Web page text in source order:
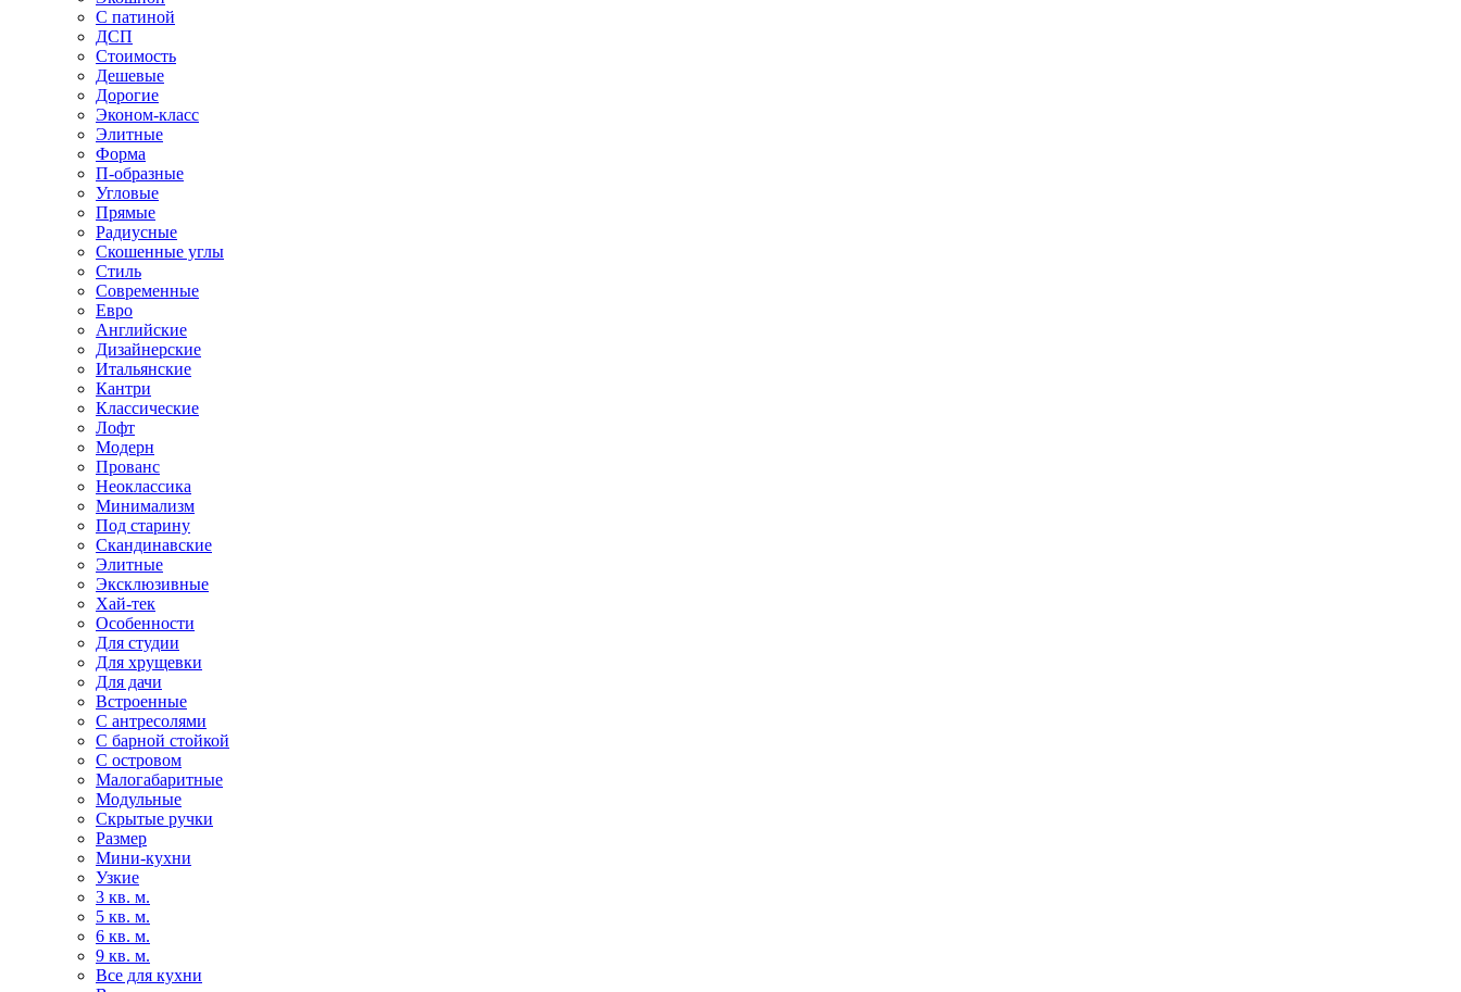
С патиной
ДСП
Стоимость
Дешевые
Дорогие
Эконом-класс
Элитные
Форма
П-образные
Угловые
Прямые
Радиусные
Скошенные углы
Стиль
Современные
Евро
Английские
Дизайнерские
Итальянские
Кантри
Классические
Лофт
Модерн
Прованс
Неоклассика
Минимализм
Под старину
Скандинавские
Элитные
Эксклюзивные
Хай-тек
Особенности
Для студии
Для хрущевки
Для дачи
Встроенные
С антресолями
С барной стойкой
С островом
Малогабаритные
Модульные
Скрытые ручки
Размер
Мини-кухни
Узкие
3 кв. м.
5 кв. м.
6 кв. м.
9 кв. м.
Все для кухни